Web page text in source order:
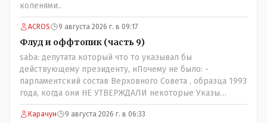
коленями..
ACROS 9 августа 2026 г. в 09:17
Флуд и оффтопик (часть 9)
saba: депутата который что то указывал бы
действующему президенту, нПочему не было: -
парламентский состав Верховного Совета , образца 1993
года, когда они НЕ УТВЕРЖДАЛИ некоторые Указы
Назарбаева, особенно в части выборов и перевыборов и
некоторых вопросах внутренней политики, и тогда
Карачун 9 августа 2026 г. в 06:33